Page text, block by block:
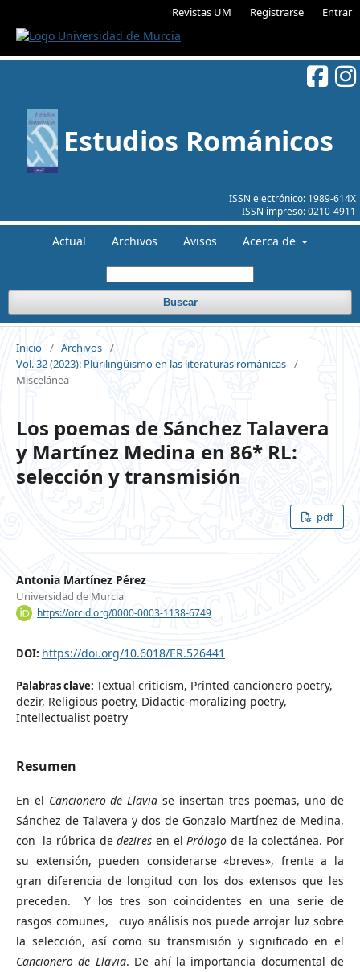
Revistas UM Registrarse Entrar
ISSN electrónico: 1989-614X
ISSN impreso:0210-4911
Estudios Románicos
Actual Archivos Avisos Acerca de
Buscar
Inicio / Archivos /
Vol. 32 (2023): Plurilingüismo en las literaturas románicas /
Miscelánea
Los poemas de Sánchez Talavera
y Martínez Medina en 86* RL:
selección y transmisión
pdf
Antonia Martínez Pérez
Universidad de Murcia
https://orcid.org/0000-0003-1138-6749
DOI: https://doi.org/10.6018/ER.526441
Palabras clave: Textual criticism, Printed cancionero poetry,
dezir, Religious poetry, Didactic-moralizing poetry,
Intellectualist poetry
Resumen
En el Cancionero de Llavia se insertan tres poemas, uno de
Sánchez de Talavera y dos de Gonzalo Martínez de Medina,
con la rúbrica dedezires en elPrólogo de la colectánea. Por
su extensión, pueden considerarse «breves», frente a la
gran diferencia de longitud con los dos extensos que les
preceden. Y los tres son coincidentes en una serie de
rasgos comunes, cuyo análisis nos puede arrojar luz sobre
la selección, así como su transmisión y significado en el
Cancionero de Llavia. De ahí la importancia documental de